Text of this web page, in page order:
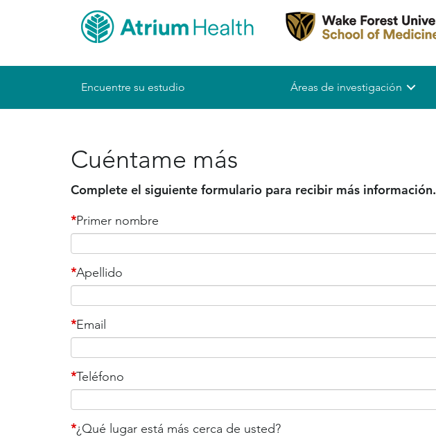
Encuentre su estudio Áreas de investigación
Cuéntame más
Complete el siguiente formulario para recibir más información.
*Primer nombre
*Apellido
*Email
*Teléfono
*¿Qué lugar está más cerca de usted?